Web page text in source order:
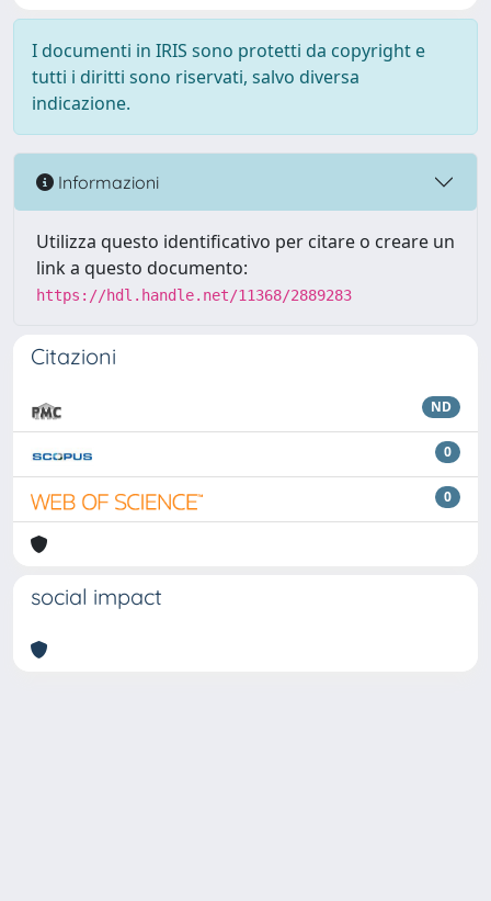
I documenti in IRIS sono protetti da copyright e
tutti i diritti sono riservati, salvo diversa
indicazione.
Informazioni
Utilizza questo identificativo per citare o creare un
link a questo documento:
https://hdl.handle.net/11368/2889283
Citazioni
ND
0
0
social impact